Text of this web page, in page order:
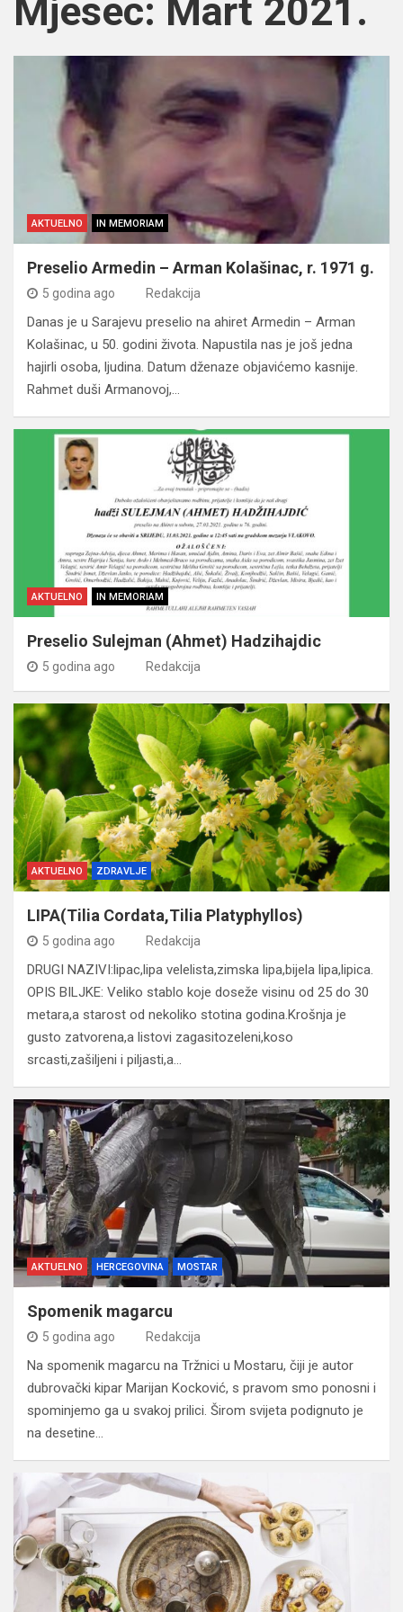
Mjesec: Mart 2021.
AKTUELNO IN MEMORIAM
Preselio Armedin – Arman Kolašinac, r. 1971 g.
5 godina ago Redakcija
Danas je u Sarajevu preselio na ahiret Armedin – Arman
Kolašinac, u 50. godini života. Napustila nas je još jedna
hajirli osoba, ljudina. Datum dženaze objavićemo kasnije.
Rahmet duši Armanovoj,…
AKTUELNO IN MEMORIAM
Preselio Sulejman (Ahmet) Hadzihajdic
5 godina ago Redakcija
AKTUELNO ZDRAVLJE
LIPA(Tilia Cordata,Tilia Platyphyllos)
5 godina ago Redakcija
DRUGI NAZIVI:lipac,lipa velelista,zimska lipa,bijela lipa,lipica.
OPIS BILJKE: Veliko stablo koje doseže visinu od 25 do 30
metara,a starost od nekoliko stotina godina.Krošnja je
gusto zatvorena,a listovi zagasitozeleni,koso
srcasti,zašiljeni i piljasti,a…
AKTUELNO HERCEGOVINA MOSTAR
Spomenik magarcu
5 godina ago Redakcija
Na spomenik magarcu na Tržnici u Mostaru, čiji je autor
dubrovački kipar Marijan Kocković, s pravom smo ponosni i
spominjemo ga u svakoj prilici. Širom svijeta podignuto je
na desetine…